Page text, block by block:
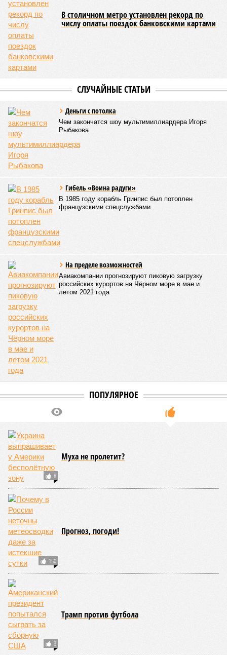
В столичном метро установлен рекорд по
числу оплаты поездок банковскими картами
СЛУЧАЙНЫЕ СТАТЬИ
Деньги с потолка
Чем закончатся шоу мультимиллиардера Игоря
Рыбакова
Гибель «Воина радуги»
В 1985 году корабль Гринпис был потоплен
французскими спецслужбами
На пределе возможностей
Авиакомпании прогнозируют пиковую загрузку
российских курортов на Чёрном море в мае и
летом 2021 года
ПОПУЛЯРНОЕ
8
Муха не пролетит?
150
Прогноз, погоди!
3
Трамп против футбола